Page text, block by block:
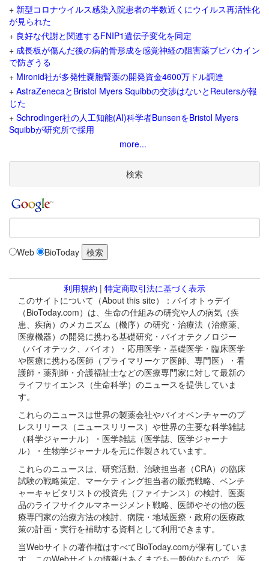
+ 新型コロナウイルス感染入院患者の半数近くにウイルス再活性化
が見られた
+ 良好な代謝と関連するFNIP1遺伝子変化を同定
+ 成長板が傷んだ後の病的骨形成を感覚神経の阻害薬ブピバカイン
で防ぎうる
+ Mironid社が多発性嚢胞腎薬の開発資金4600万ドル調達
+ AstraZenecaとBristol Myers Squibbの交渉はないとReutersが報
じた
+ Schrodinger社の人工知能(AI)科学者BunsenをBristol Myers
Squibbが研究所で採用
more...
検索
Web BioToday
利用規約 | 特定商取引法に基づく表示
このサイトについて（About this site）：バイオトゥデイ
（BioToday.com）は、生命の仕組みの研究や人の病気（疾
患、疾病）のメカニズム（機序）の研究・治療法（治療薬、
医療機器）の開発に携わる基礎研究・バイオテクノロジー
（バイオテック、バイオ）・応用医学・基礎医学・臨床医学
や医療に携わる医師（プライマリーケア医師、専門医）・看
護師・薬剤師・介護福祉士などの医療専門家に対して最新の
ライフサイエンス（生命科学）のニュースを提供していま
す。
これらのニュースは世界の製薬会社やバイオベンチャーのプ
レスリリース（ニュースリリース）や世界の主要な科学雑誌
（科学ジャーナル）・医学雑誌（医学誌、医学ジャーナ
ル）・生物学ジャーナルを元に作製されています。
これらのニュースは、研究活動、治験担当者（CRA）の臨床
試験の戦略策定、マーケティング担当者の販売戦略、ベンチ
ャーキャピタリストの投資先（ファイナンス）の検討、医薬
品のライフサイクルマネージメント戦略、医師やその他の医
療専門家の治療方法の検討、病院・地域医療・政府の医療政
策の計画・実行を補助する資料として利用できます。
当Webサイトの著作権はすべてBioToday.comが保有していま